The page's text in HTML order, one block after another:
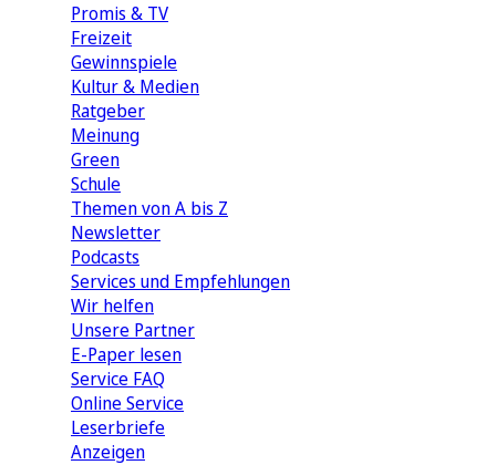
Promis & TV
Freizeit
Gewinnspiele
Kultur & Medien
Ratgeber
Meinung
Green
Schule
Themen von A bis Z
Newsletter
Podcasts
Services und Empfehlungen
Wir helfen
Unsere Partner
E-Paper lesen
Service FAQ
Online Service
Leserbriefe
Anzeigen